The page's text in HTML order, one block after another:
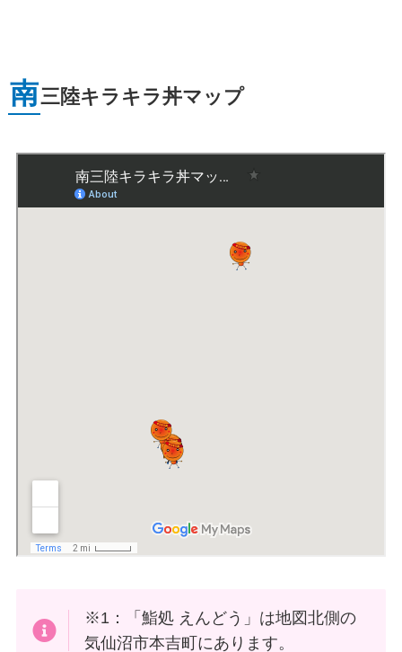
南三陸キラキラ丼マップ
※1：「鮨処 えんどう」は地図北側の
気仙沼市本吉町にあります。